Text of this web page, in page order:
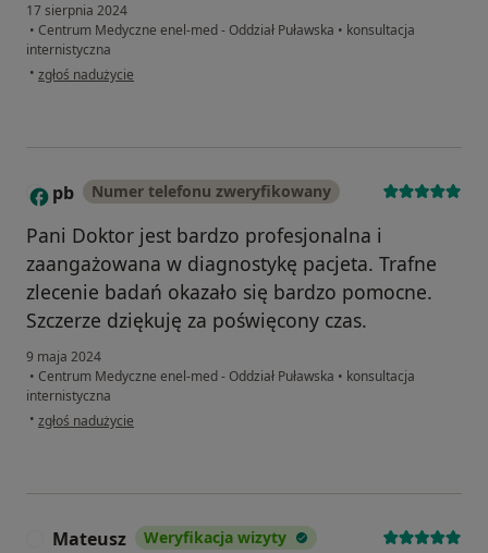
17 sierpnia 2024
• Centrum Medyczne enel-med - Oddział Puławska • konsultacja
internistyczna
• w opinii użytkownika Mary i Grzegorz
zgłoś nadużycie
P pb Numer telefonu zweryfikowany
Pani Doktor jest bardzo profesjonalna i
zaangażowana w diagnostykę pacjeta. Trafne
zlecenie badań okazało się bardzo pomocne.
Szczerze dziękuję za poświęcony czas.
9 maja 2024
• Centrum Medyczne enel-med - Oddział Puławska • konsultacja
internistyczna
• w opinii użytkownika pb
zgłoś nadużycie
Mateusz Weryfikacja wizyty